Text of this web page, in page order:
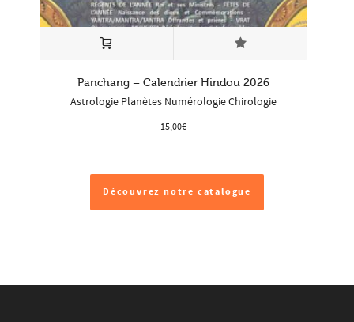
Panchang – Calendrier Hindou 2026
Astrologie Planètes Numérologie Chirologie
15,00€
Découvrez notre catalogue